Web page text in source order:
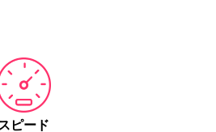
スピード